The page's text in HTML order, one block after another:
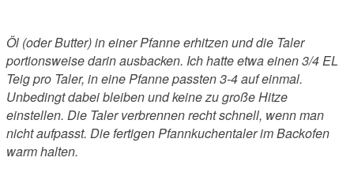
Öl (oder Butter) in einer Pfanne erhitzen und die Taler
portionsweise darin ausbacken. Ich hatte etwa einen 3/4 EL
Teig pro Taler, in eine Pfanne passten 3-4 auf einmal.
Unbedingt dabei bleiben und keine zu große Hitze
einstellen. Die Taler verbrennen recht schnell, wenn man
nicht aufpasst. Die fertigen Pfannkuchentaler im Backofen
warm halten.